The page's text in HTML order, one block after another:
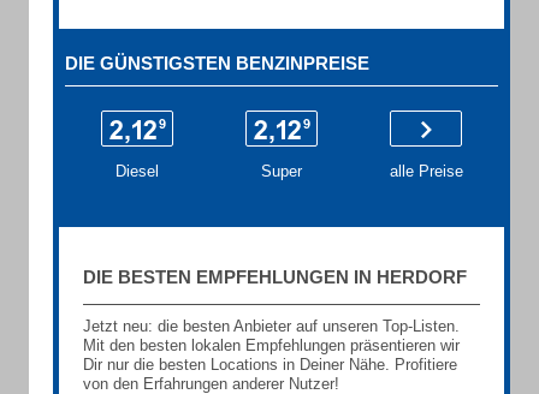
DIE GÜNSTIGSTEN BENZINPREISE
Diesel Super alle Preise
DIE BESTEN EMPFEHLUNGEN IN HERDORF
Jetzt neu: die besten Anbieter auf unseren Top-Listen.
Mit den besten lokalen Empfehlungen präsentieren wir
Dir nur die besten Locations in Deiner Nähe. Profitiere
von den Erfahrungen anderer Nutzer!